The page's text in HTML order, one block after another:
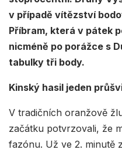
v případě vítězství
Příbram, která v pátek
nicméně po porážce s
tabulky tři body.
Kinský hasil jeden
V tradičních oranžově
začátku potvrzovali, že
fazónu. Už ve 2. minutě